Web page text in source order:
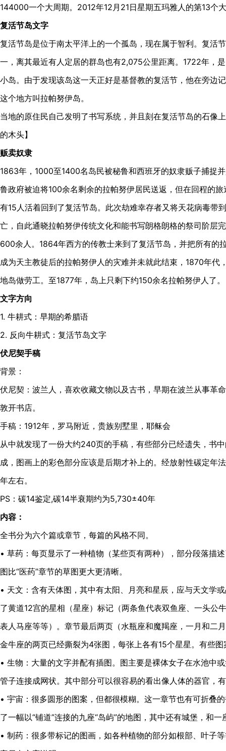
144000一个大周期。2012年12月21日星期五玛雅人的第13个
复活节岛文字
复活节岛是位于南太平洋上的一个孤岛，现在属于智利。复活
一，离其最近有人定居的群岛也有2,075公里距离。1722年，
小岛。由于发现该岛这一天正好是基督教的复活节，他在旁边
这个地方叫拉帕努伊岛。
当地的原住民自己发明了书写系统，并且刻在复活节岛的石像
的木头】
贩卖奴隶
1863年，1000至1400名岛民被秘鲁和西班牙的奴隶贩子捕捉
鲁政府被迫将100余名剩余的拉帕努伊居民送返，但在回程的
有15人活着回到了复活节岛。此次劫难幸存者又将天花病毒带
亡，自此通晓拉帕努伊传统文化和能书写朗格朗格的祭司阶层
600余人。1864年西方的传教士来到了复活节岛，并把所有的
成为天主教徒后的拉帕努伊人的灾难并未就此结束，1870年代
地岛做劳工。至1877年，岛上只剩下约150余名拉帕努伊人了。
文字方向
1. 牛耕式：早期的希腊语
2. 反向牛耕式：复活节岛文字
伏尼契手稿
背景：
伏尼契：波兰人，喜欢收藏文物以及古书，早期在波兰从事革
敦开书店。
手稿：1912年，罗马附近，贵族别墅里，耶稣会
从中就发现了一份大约240页的手稿，有些部分已经遗失，书
成，图画上的彩色部分应该是后期才补上的。经放射性碳定年
年左右。
PS：碳14鉴定,碳14半衰期约为5,730±40年
内容：
全书分为六个篇或章节，每篇的风格不同。
• 草药：每页显示了一种植物（某些页有两种），部分段落描
图比“医药”章节的草图更大更清晰。
• 天文：含有天体图，其中有太阳、月亮和星辰，应与天文学
了黄道12宫的星相（星座）标记（两条鱼代表双鱼座、一头公
表人马座等等）。章节最后两页（水瓶座和魔羯座，一月和二
金牛座的两页已经撕裂为4张图，每张上各有15个星星。有些
• 生物：大量的文字并配有插图。图主要是裸体女子在水池中
管子连接成网状。其中部分可以很容易的看出像人体的器官，
• 宇宙：很多圆形的图案，但都很模糊。这一章节也有可折叠
了一幅以“铺道”连接的九座“岛屿”的地图，其中还有城堡，和一
• 制药：很多带标记的图画，如各种植物的部分如根部、叶子